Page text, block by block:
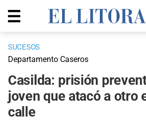
SUCESOS
Departamento Caseros
Casilda: prisión
joven que atacó a otro
calle